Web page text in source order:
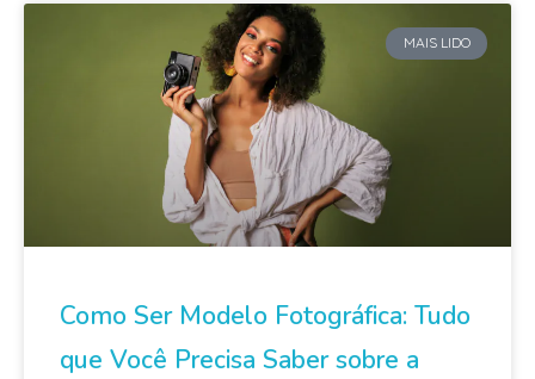
MAIS LIDO
Como Ser Modelo Fotográfica: Tudo
que Você Precisa Saber sobre a